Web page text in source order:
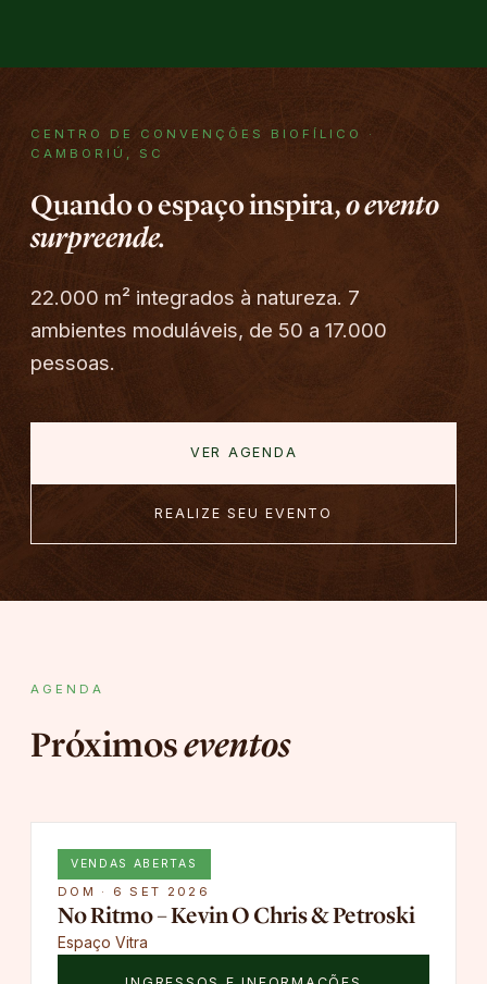
CENTRO DE CONVENÇÕES BIOFÍLICO ·
CAMBORIÚ, SC
Quando o espaço inspira,o evento
surpreende.
22.000 m² integrados à natureza. 7
ambientes moduláveis, de 50 a 17.000
pessoas.
VER AGENDA
REALIZE SEU EVENTO
AGENDA
Próximoseventos
VENDAS ABERTAS
DOM · 6 SET 2026
No Ritmo – Kevin O Chris & Petroski
Espaço Vitra